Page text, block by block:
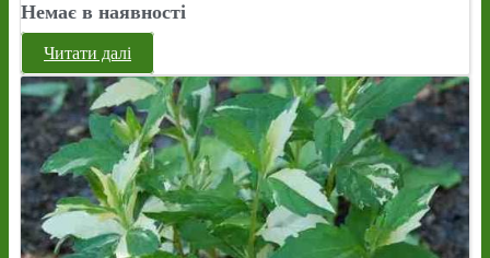
Немає в наявності
Читати далі